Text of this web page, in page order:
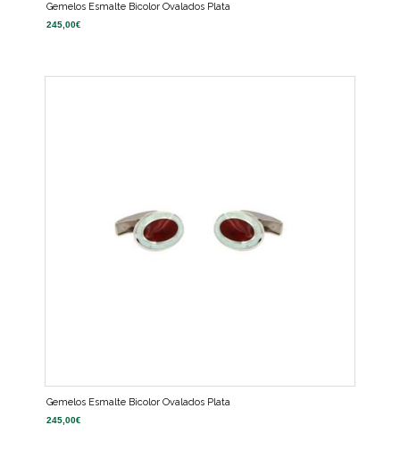
Gemelos Esmalte Bicolor Ovalados Plata
245,00€
Gemelos Esmalte Bicolor Ovalados Plata
245,00€